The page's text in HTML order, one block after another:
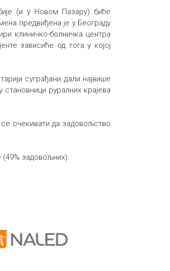
(и у Новом Пазару) биће
предвиђена је у Београду
клиничко-болничка центра
зависиће од тога у којој
суграђани дали највише
руралних крајева
очекивати да задовољство
задовољних).